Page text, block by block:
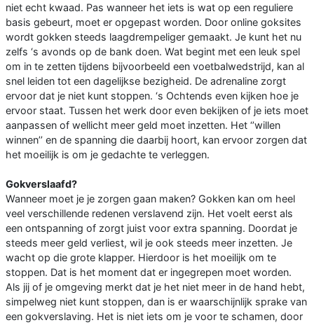
niet echt kwaad. Pas wanneer het iets is wat op een reguliere
basis gebeurt, moet er opgepast worden. Door online goksites
wordt gokken steeds laagdrempeliger gemaakt. Je kunt het nu
zelfs ‘s avonds op de bank doen. Wat begint met een leuk spel
om in te zetten tijdens bijvoorbeeld een voetbalwedstrijd, kan al
snel leiden tot een dagelijkse bezigheid. De adrenaline zorgt
ervoor dat je niet kunt stoppen. ‘s Ochtends even kijken hoe je
ervoor staat. Tussen het werk door even bekijken of je iets moet
aanpassen of wellicht meer geld moet inzetten. Het ‘’willen
winnen’’ en de spanning die daarbij hoort, kan ervoor zorgen dat
het moeilijk is om je gedachte te verleggen.
Gokverslaafd?
Wanneer moet je je zorgen gaan maken? Gokken kan om heel
veel verschillende redenen verslavend zijn. Het voelt eerst als
een ontspanning of zorgt juist voor extra spanning. Doordat je
steeds meer geld verliest, wil je ook steeds meer inzetten. Je
wacht op die grote klapper. Hierdoor is het moeilijk om te
stoppen. Dat is het moment dat er ingegrepen moet worden.
Als jij of je omgeving merkt dat je het niet meer in de hand hebt,
simpelweg niet kunt stoppen, dan is er waarschijnlijk sprake van
een gokverslaving. Het is niet iets om je voor te schamen, door